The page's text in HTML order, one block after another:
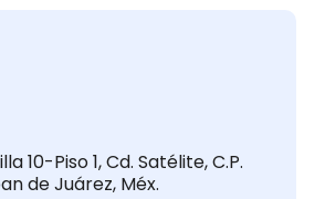
10-Piso 1, Cd. Satélite, C.P.
de Juárez, Méx.